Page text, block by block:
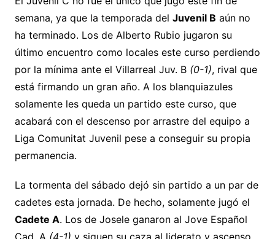
semana, ya que la temporada del Juvenil B aún no
ha terminado. Los de Alberto Rubio jugaron su
último encuentro como locales este curso perdiendo
por la mínima ante el Villarreal Juv. B (0-1), rival que
está firmando un gran año. A los blanquiazules
solamente les queda un partido este curso, que
acabará con el descenso por arrastre del equipo a
Liga Comunitat Juvenil pese a conseguir su propia
permanencia.
La tormenta del sábado dejó sin partido a un par de
cadetes esta jornada. De hecho, solamente jugó el
Cadete A. Los de Josele ganaron al Jove Español